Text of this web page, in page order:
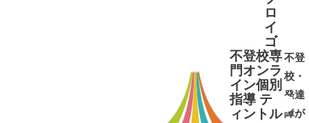
ロ
イ
ゴ
不登校専
門オンラ
イン個別
指導 テ
ィントル
不登
校・
発達
障が
➜➜